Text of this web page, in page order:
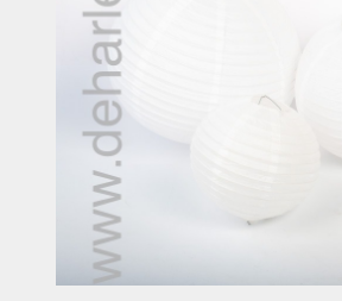
Partyverhuur de Harlekijn